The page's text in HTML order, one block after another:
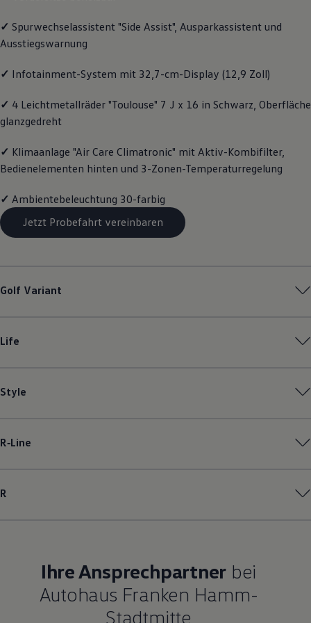
Räder und Reifen
Pannen- und Unfallhilfe
Economy Service
Zubehör
Schutz und Pflege
Transport
Wallbox und Ladekabel
Digitale Extras
Dienste für Ihr Modell finden
Handy und Fahrzeug verbinden
Updates für Software, Karten und Radio
Über Ihr Auto
Vorgängermodelle
✓ Spurwechselassistent "Side Assist", Ausparkassistent und
Ausstiegswarnung
✓ Infotainment-System mit 32,7-cm-Display (12,9 Zoll)
✓ 4 Leichtmetallräder "Toulouse" 7 J x 16 in Schwarz, Oberfläche
glanzgedreht
✓ Klimaanlage "Air Care Climatronic" mit Aktiv-Kombifilter,
Bedienelementen hinten und 3-Zonen-Temperaturregelung
✓ Ambientebeleuchtung 30-farbig
Jetzt Probefahrt vereinbaren
Golf Variant
Life
Style
R‑Line
R
Ihre Ansprechpartner bei
Autohaus Franken Hamm-
Stadtmitte